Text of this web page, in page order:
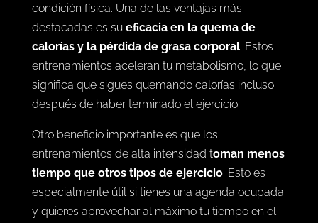
condición física. Una de las ventajas más
destacadas es su eficacia en la quema de
calorías y la pérdida de grasa corporal. Estos
entrenamientos aceleran tu metabolismo, lo que
significa que sigues quemando calorías incluso
después de haber terminado el ejercicio.
Otro beneficio importante es que los
entrenamientos de alta intensidad toman menos
tiempo que otros tipos de ejercicio. Esto es
especialmente útil si tienes una agenda ocupada
y quieres aprovechar al máximo tu tiempo en el